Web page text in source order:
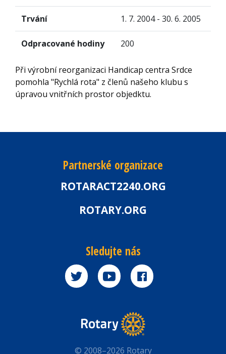
Trvání 1. 7. 2004 - 30. 6. 2005
Odpracované hodiny 200
Při výrobní reorganizaci Handicap centra Srdce
pomohla "Rychlá rota" z členů našeho klubu s
úpravou vnitřních prostor objedktu.
Partnerské organizace
ROTARACT2240.ORG
ROTARY.ORG
Sledujte nás
© 2008–2026 Rotary